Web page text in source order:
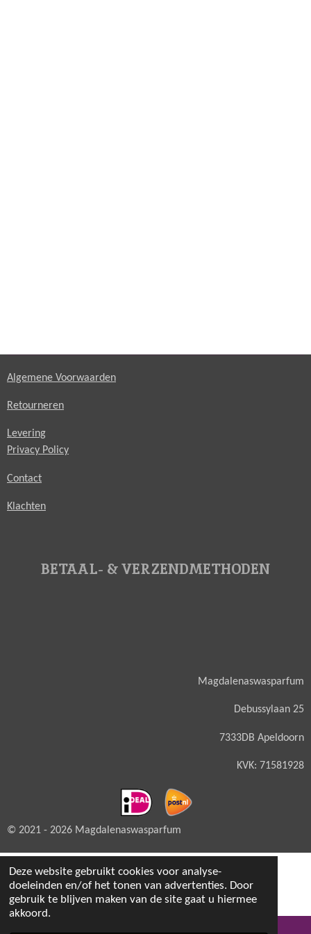
Deze website gebruikt cookies voor analyse-
doeleinden en/of het tonen van advertenties. Door
gebruik te blijven maken van de site gaat u hiermee
akkoord.
Algemene Voorwaarden
Retourneren
Levering
Privacy Policy
Contact
Klachten
BETAAL- & VERZENDMETHODEN
Magdalenaswasparfum
Debussylaan 25
7333DB Apeldoorn
KVK: 71581928
© 2021 - 2026 Magdalenaswasparfum